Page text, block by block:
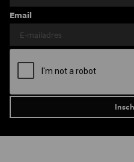
Email